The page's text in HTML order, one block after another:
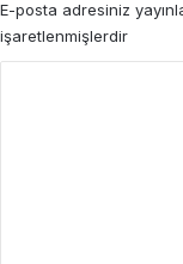
E-posta adresiniz
işaretlenmişlerdir